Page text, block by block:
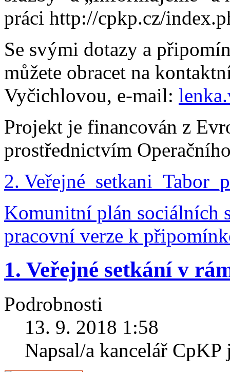
práci http://cpkp.cz/
Se svými dotazy a
můžete obracet na
Vyčichlovou, e-mail:
Projekt je financován z
prostřednictvím
2.
Komunitní plán sociálních
pracovní verze k
1. Veřejné setkání v
Podrobnosti
13. 9. 2018 1:58
Napsal/a kancelář